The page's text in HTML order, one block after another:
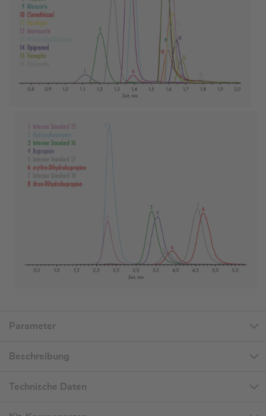
Parameter
Beschreibung
Technische Daten